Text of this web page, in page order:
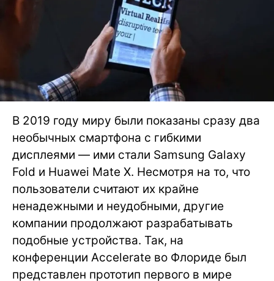
В 2019 году миру были показаны сразу два
необычных смартфона с гибкими
дисплеями — ими стали Samsung Galaxy
Fold и Huawei Mate X. Несмотря на то, что
пользователи считают их крайне
ненадежными и неудобными, другие
компании продолжают разрабатывать
подобные устройства. Так, на
конференции Accelerate во Флориде был
представлен прототип первого в мире